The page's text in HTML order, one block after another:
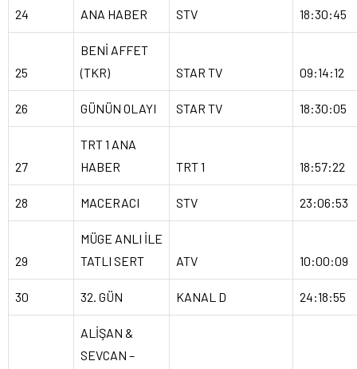
24 ANA HABER STV 18:30:45
25
BENİ AFFET
(TKR)
STAR TV 09:14:12
26 GÜNÜN OLAYI STAR TV 18:30:05
27
TRT 1 ANA
HABER
TRT 1 18:57:22
28 MACERACI STV 23:06:53
29
MÜGE ANLI İLE
TATLI SERT
ATV 10:00:09
30 32. GÜN KANAL D 24:18:55
ALİŞAN &
SEVCAN –